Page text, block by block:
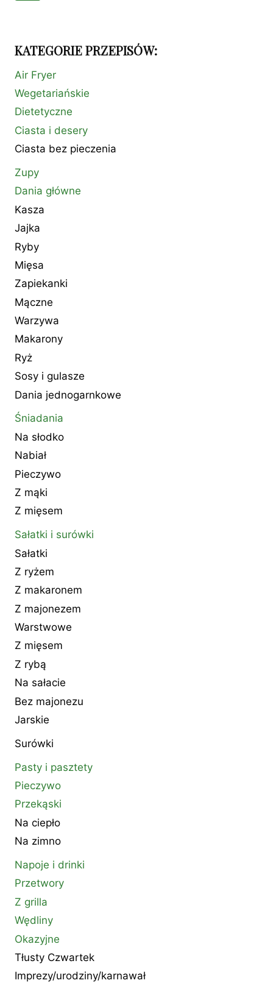
KATEGORIE PRZEPISÓW:
Air Fryer
Wegetariańskie
Dietetyczne
Ciasta i desery
Ciasta bez pieczenia
Zupy
Dania główne
Kasza
Jajka
Ryby
Mięsa
Zapiekanki
Mączne
Warzywa
Makarony
Ryż
Sosy i gulasze
Dania jednogarnkowe
Śniadania
Na słodko
Nabiał
Pieczywo
Z mąki
Z mięsem
Sałatki i surówki
Sałatki
Z ryżem
Z makaronem
Z majonezem
Warstwowe
Z mięsem
Z rybą
Na sałacie
Bez majonezu
Jarskie
Surówki
Pasty i pasztety
Pieczywo
Przekąski
Na ciepło
Na zimno
Napoje i drinki
Przetwory
Z grilla
Wędliny
Okazyjne
Tłusty Czwartek
Imprezy/urodziny/karnawał